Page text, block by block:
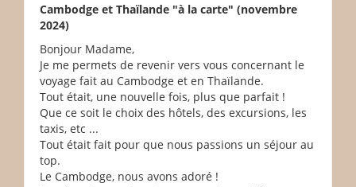
Cambodge et Thaïlande "à la carte" (novembre
2024)
Bonjour Madame,
Je me permets de revenir vers vous concernant le
voyage fait au Cambodge et en Thaïlande.
Tout était, une nouvelle fois, plus que parfait !
Que ce soit le choix des hôtels, des excursions, les
taxis, etc ...
Tout était fait pour que nous passions un séjour au
top.
Le Cambodge, nous avons adoré !